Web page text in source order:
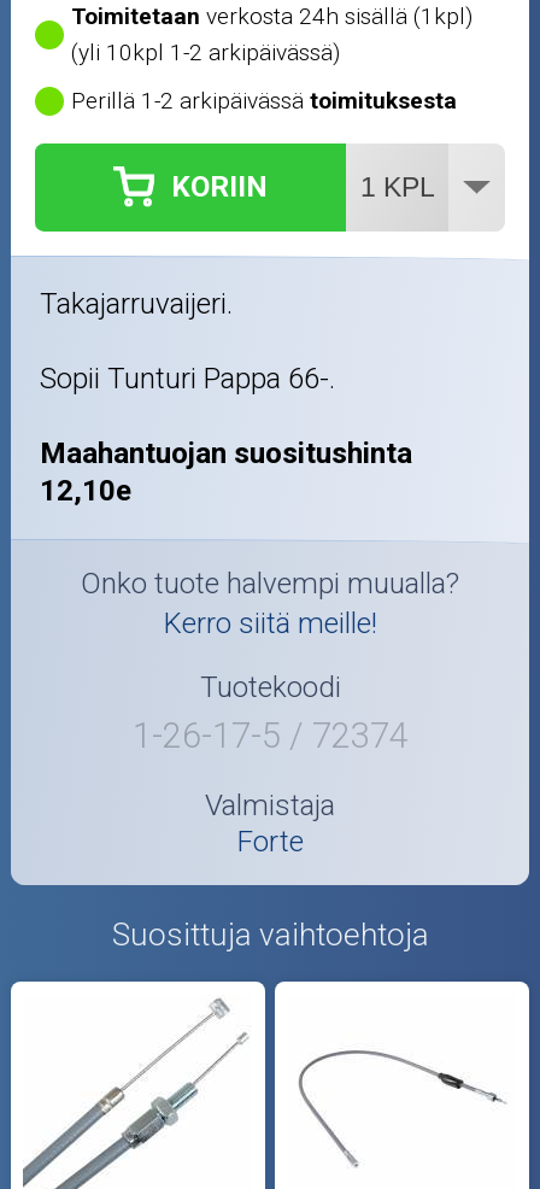
Toimitetaan verkosta 24h sisällä (1kpl)
(yli 10kpl 1-2 arkipäivässä)
Perillä 1-2 arkipäivässätoimituksesta
KORIIN
Takajarruvaijeri.
Sopii Tunturi Pappa 66-.
Maahantuojan suositushinta
12,10e
Onko tuote halvempi muualla?
Kerro siitä meille!
Tuotekoodi
1-26-17-5 / 72374
Valmistaja
Forte
Suosittuja vaihtoehtoja